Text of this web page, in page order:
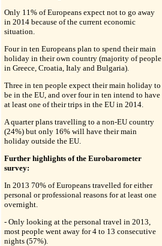
Only 11% of Europeans expect not to go away
in 2014 because of the current economic
situation.
Four in ten Europeans plan to spend their main
holiday in their own country (majority of people
in Greece, Croatia, Italy and Bulgaria).
Three in ten people expect their main holiday to
be in the EU, and over four in ten intend to have
at least one of their trips in the EU in 2014.
A quarter plans travelling to a non-EU country
(24%) but only 16% will have their main
holiday outside the EU.
Further highlights of the Eurobarometer
survey:
In 2013 70% of Europeans travelled for either
personal or professional reasons for at least one
overnight.
- Only looking at the personal travel in 2013,
most people went away for 4 to 13 consecutive
nights (57%).